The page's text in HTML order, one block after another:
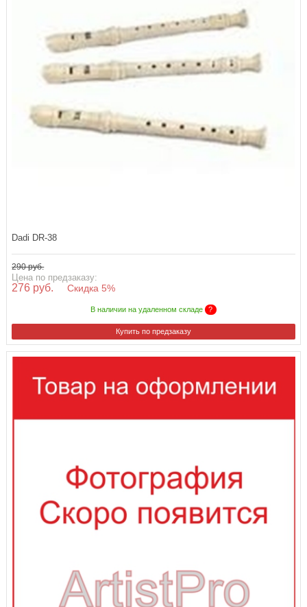
Dadi DR-38
290 руб.
Цена по предзаказу:
276 руб. Скидка 5%
В наличии на удаленном складе ?
Купить по предзаказу